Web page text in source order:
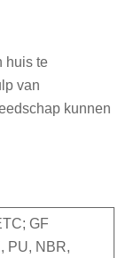
huis te
van
kunnen
GF
PU, ​​NBR,